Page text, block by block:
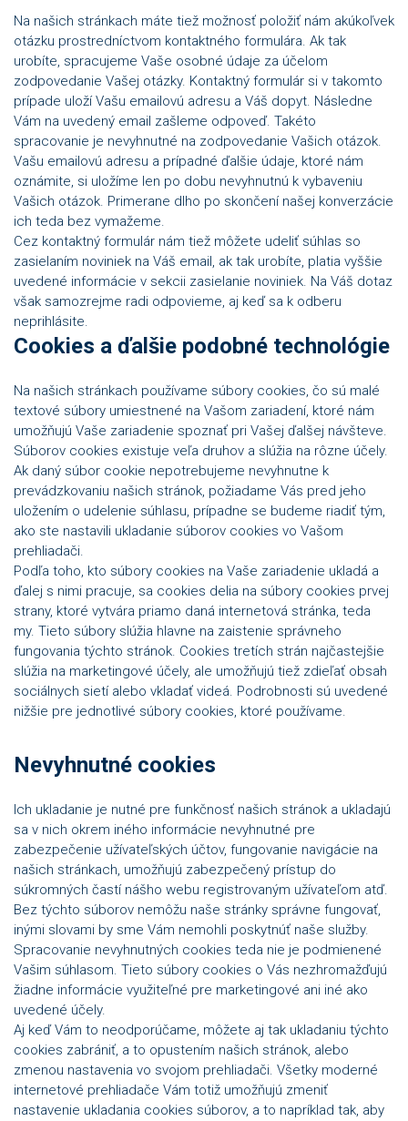
Na našich stránkach máte tiež možnosť položiť nám akúkoľvek
otázku prostredníctvom kontaktného formulára. Ak tak
urobíte, spracujeme Vaše osobné údaje za účelom
zodpovedanie Vašej otázky. Kontaktný formulár si v takomto
prípade uloží Vašu emailovú adresu a Váš dopyt. Následne
Vám na uvedený email zašleme odpoveď. Takéto
spracovanie je nevyhnutné na zodpovedanie Vašich otázok.
Vašu emailovú adresu a prípadné ďalšie údaje, ktoré nám
oznámite, si uložíme len po dobu nevyhnutnú k vybaveniu
Vašich otázok. Primerane dlho po skončení našej konverzácie
ich teda bez vymažeme.
Cez kontaktný formulár nám tiež môžete udeliť súhlas so
zasielaním noviniek na Váš email, ak tak urobíte, platia vyššie
uvedené informácie v sekcii zasielanie noviniek. Na Váš dotaz
však samozrejme radi odpovieme, aj keď sa k odberu
neprihlásite.
Cookies a ďalšie podobné technológie
Na našich stránkach používame súbory cookies, čo sú malé
textové súbory umiestnené na Vašom zariadení, ktoré nám
umožňujú Vaše zariadenie spoznať pri Vašej ďalšej návšteve.
Súborov cookies existuje veľa druhov a slúžia na rôzne účely.
Ak daný súbor cookie nepotrebujeme nevyhnutne k
prevádzkovaniu našich stránok, požiadame Vás pred jeho
uložením o udelenie súhlasu, prípadne se budeme riadiť tým,
ako ste nastavili ukladanie súborov cookies vo Vašom
prehliadači.
Podľa toho, kto súbory cookies na Vaše zariadenie ukladá a
ďalej s nimi pracuje, sa cookies delia na súbory cookies prvej
strany, ktoré vytvára priamo daná internetová stránka, teda
my. Tieto súbory slúžia hlavne na zaistenie správneho
fungovania týchto stránok. Cookies tretích strán najčastejšie
slúžia na marketingové účely, ale umožňujú tiež zdieľať obsah
sociálnych sietí alebo vkladať videá. Podrobnosti sú uvedené
nižšie pre jednotlivé súbory cookies, ktoré používame.
Nevyhnutné cookies
Ich ukladanie je nutné pre funkčnosť našich stránok a ukladajú
sa v nich okrem iného informácie nevyhnutné pre
zabezpečenie užívateľských účtov, fungovanie navigácie na
našich stránkach, umožňujú zabezpečený prístup do
súkromných častí nášho webu registrovaným užívateľom atď.
Bez týchto súborov nemôžu naše stránky správne fungovať,
inými slovami by sme Vám nemohli poskytnúť naše služby.
Spracovanie nevyhnutných cookies teda nie je podmienené
Vašim súhlasom. Tieto súbory cookies o Vás nezhromažďujú
žiadne informácie využiteľné pre marketingové ani iné ako
uvedené účely.
Aj keď Vám to neodporúčame, môžete aj tak ukladaniu týchto
cookies zabrániť, a to opustením našich stránok, alebo
zmenou nastavenia vo svojom prehliadači. Všetky moderné
internetové prehliadače Vám totiž umožňujú zmeniť
nastavenie ukladania cookies súborov, a to napríklad tak, aby